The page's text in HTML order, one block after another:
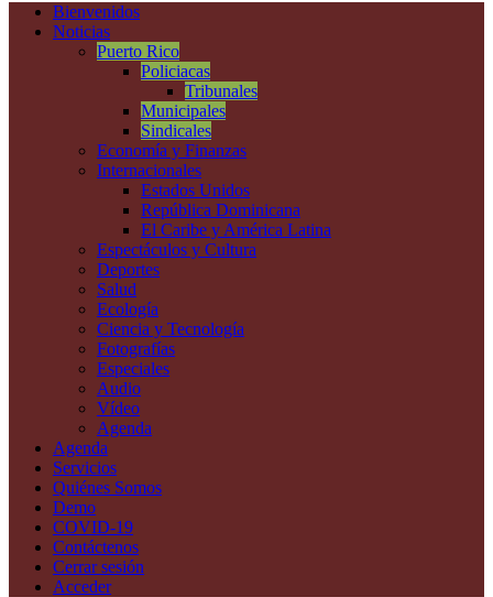
Bienvenidos
Noticias
Puerto Rico
Policiacas
Tribunales
Municipales
Sindicales
Economía y Finanzas
Internacionales
Estados Unidos
República Dominicana
El Caribe y América Latina
Espectáculos y Cultura
Deportes
Salud
Ecología
Ciencia y Tecnología
Fotografías
Especiales
Audio
Vídeo
Agenda
Agenda
Servicios
Quiénes Somos
Demo
COVID-19
Contáctenos
Cerrar sesión
Acceder